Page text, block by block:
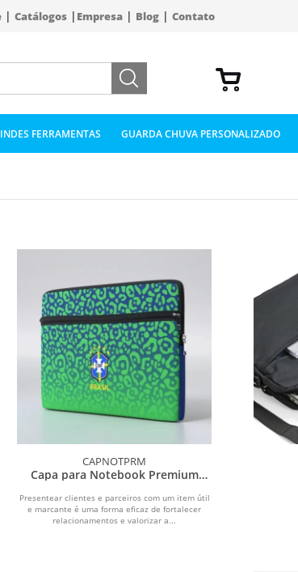
| Catálogos| Empresa| Blog| Contato
FERRAMENTAS GUARDA CHUVA PERSONALIZADO
CAPNOTPRM
Capa para Notebook Premium
Presentear clientes e parceiros com um item útil
e marcante é uma forma eficaz de fortalecer
relacionamentos e valorizar a...